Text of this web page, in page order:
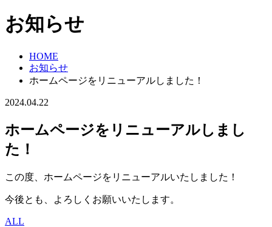
お知らせ
HOME
お知らせ
ホームページをリニューアルしました！
2024.04.22
ホームページをリニューアルしまし
た！
この度、ホームページをリニューアルいたしました！
今後とも、よろしくお願いいたします。
ALL